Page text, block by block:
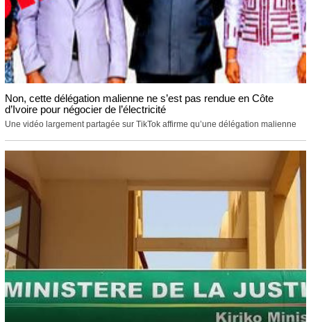
Non, cette délégation malienne ne s’est pas rendue en Côte
d’Ivoire pour négocier de l’électricité
Une vidéo largement partagée sur TikTok affirme qu’une délégation malienne